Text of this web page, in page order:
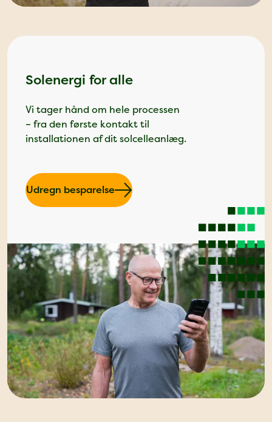
Solenergi for alle
Vi tager hånd om hele processen
– fra den første kontakt til
installationen af dit solcelleanlæg.
Udregn besparelse